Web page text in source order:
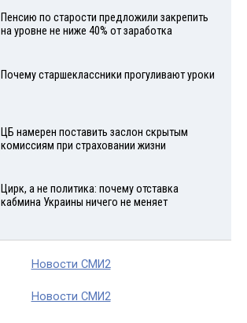
Пенсию по старости предложили закрепить
на уровне не ниже 40% от заработка
Почему старшеклассники прогуливают уроки
ЦБ намерен поставить заслон скрытым
комиссиям при страховании жизни
Цирк, а не политика: почему отставка
кабмина Украины ничего не меняет
Новости СМИ2
Новости СМИ2